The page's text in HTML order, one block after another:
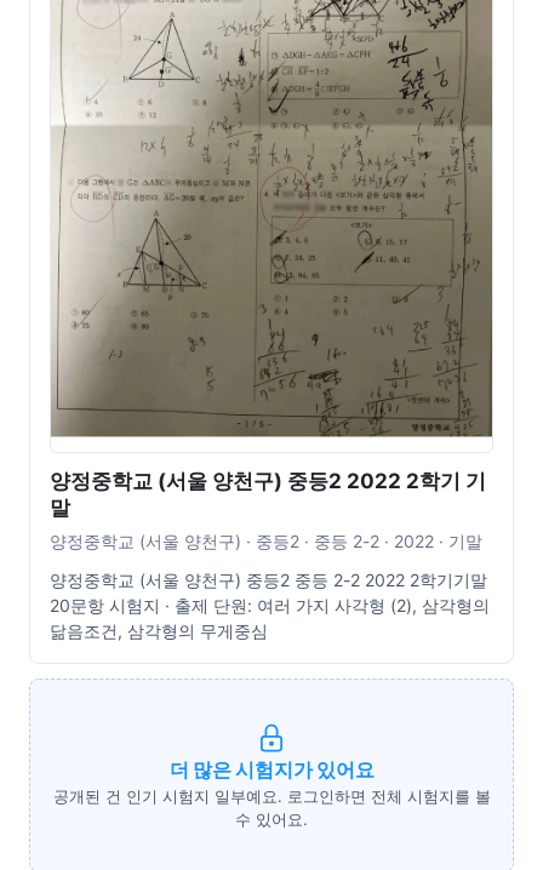
양정중학교 (서울 양천구) 중등2 2022 2학기 기
말
양정중학교 (서울 양천구) · 중등2 · 중등 2-2 · 2022 · 기말
양정중학교 (서울 양천구) 중등2 중등 2-2 2022 2학기기말
20문항 시험지 · 출제 단원: 여러 가지 사각형 (2), 삼각형의
닮음조건, 삼각형의 무게중심
더 많은 시험지가 있어요
공개된 건 인기 시험지 일부예요. 로그인하면 전체 시험지를 볼
수 있어요.